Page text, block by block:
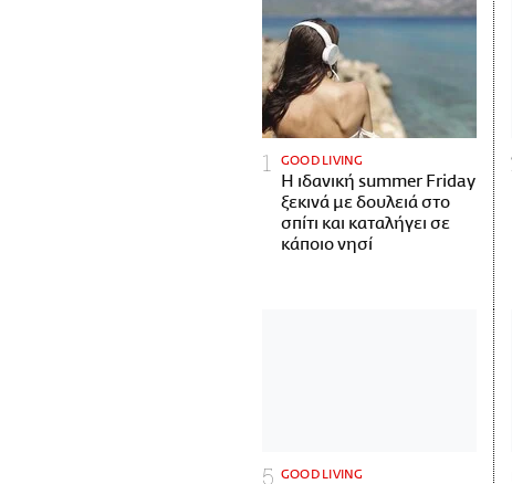
GOOD LIVING
Η ιδανική summer Friday
ξεκινά με δουλειά στο
σπίτι και καταλήγει σε
κάποιο νησί
GOOD LIVING